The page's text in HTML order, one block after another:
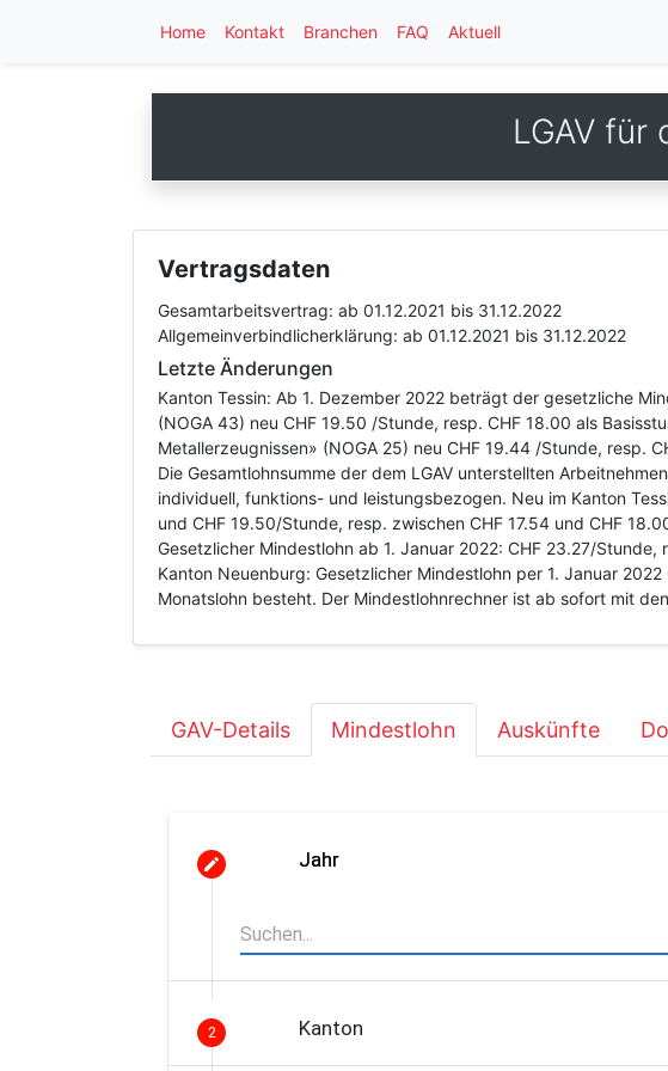
Home Kontakt Branchen FAQ Aktuell
LGAV für
Vertragsdaten
Gesamtarbeitsvertrag: ab 01.12.2021 bis 31.12.2022
Allgemeinverbindlicherklärung: ab 01.12.2021 bis 31.12.2022
Letzte Änderungen
Kanton Tessin: Ab 1. Dezember 2022 beträgt der gesetzliche
(NOGA 43) neu CHF 19.50 /Stunde, resp. CHF 18.00 als
Metallerzeugnissen» (NOGA 25) neu CHF 19.44 /Stunde, resp.
Die Gesamtlohnsumme der dem LGAV unterstellten
individuell, funktions- und leistungsbezogen. Neu im Kanton
und CHF 19.50/Stunde, resp. zwischen CHF 17.54 und CHF
Gesetzlicher Mindestlohn ab 1. Januar 2022: CHF 23.27/
Kanton Neuenburg: Gesetzlicher Mindestlohn per 1. Januar
Monatslohn besteht. Der Mindestlohnrechner ist ab sofort mit
GAV-Details Mindestlohn Auskünfte
Jahr
2 Kanton